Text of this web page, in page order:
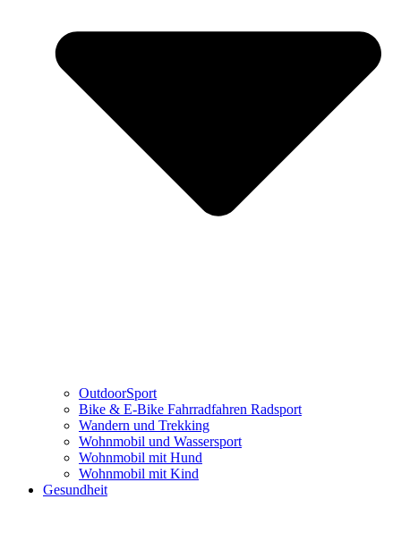
OutdoorSport
Bike & E-Bike Fahrradfahren Radsport
Wandern und Trekking
Wohnmobil und Wassersport
Wohnmobil mit Hund
Wohnmobil mit Kind
Gesundheit